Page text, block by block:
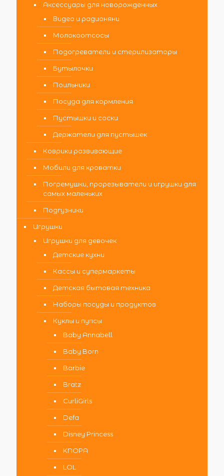
Аксессуары для новорожденных
Видео и радионяни
Молокоотсосы
Подогреватели и стерилизаторы
Бутылочки
Поильники
Посуда для кормления
Пустышки и соски
Держатели для пустышек
Коврики развивающие
Мобили для кроватки
Погремушки, прорезыватели и игрушки для
самых маленьких
Подгузники
Игрушки
Игрушки для девочек
Детские кухни
Кассы и супермаркеты
Детская бытовая техника
Наборы посуды и продуктов
Куклы и пупсы
Baby Annabell
Baby Born
Barbie
Bratz
CurliGirls
Defa
Disney Princess
KNOPA
LOL